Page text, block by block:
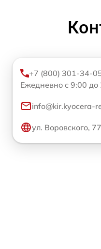
+7 (800) 301-34-
Ежедневно с 9:00 до
info@kir.kyocera-
ул. Воровского, 77